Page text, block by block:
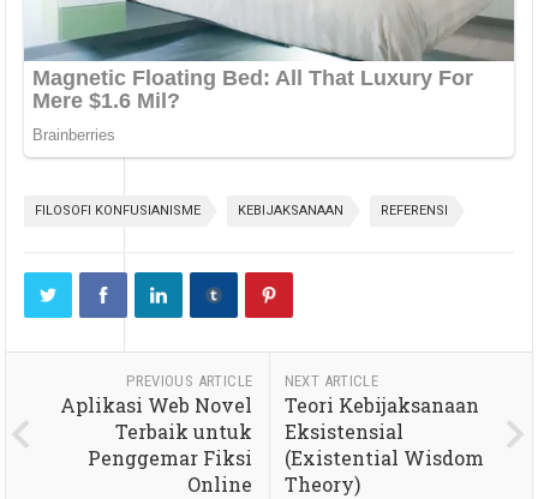
FILOSOFI KONFUSIANISME KEBIJAKSANAAN REFERENSI
PREVIOUS ARTICLE
Aplikasi Web Novel
Terbaik untuk
Penggemar Fiksi
Online
NEXT ARTICLE
Teori Kebijaksanaan
Eksistensial
(Existential Wisdom
Theory)